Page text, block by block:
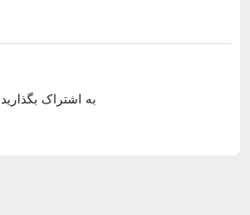
به اشتراک بگذارید